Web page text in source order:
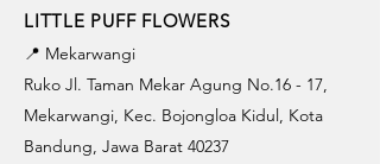
LITTLE PUFF FLOWERS
📍 Mekarwangi
Ruko Jl. Taman Mekar Agung No.16 - 17,
Mekarwangi, Kec. Bojongloa Kidul, Kota
Bandung, Jawa Barat 40237